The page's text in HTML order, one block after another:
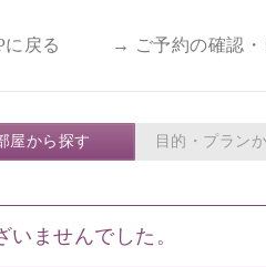
戻る → ご予約の確認・
屋から探す 目的・プラン
ませんでした。